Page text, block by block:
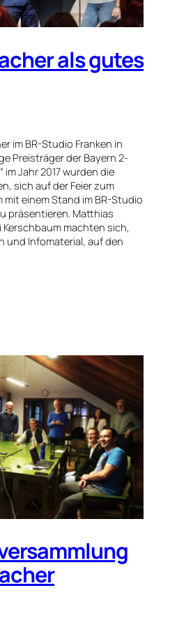
als gutes
im BR-Studio Franken in
Preisträger der Bayern 2-
im Jahr 2017 wurden die
sich auf der Feier zum
einem Stand im BR-Studio
präsentieren. Matthias
machten sich,
und Infomaterial, auf den